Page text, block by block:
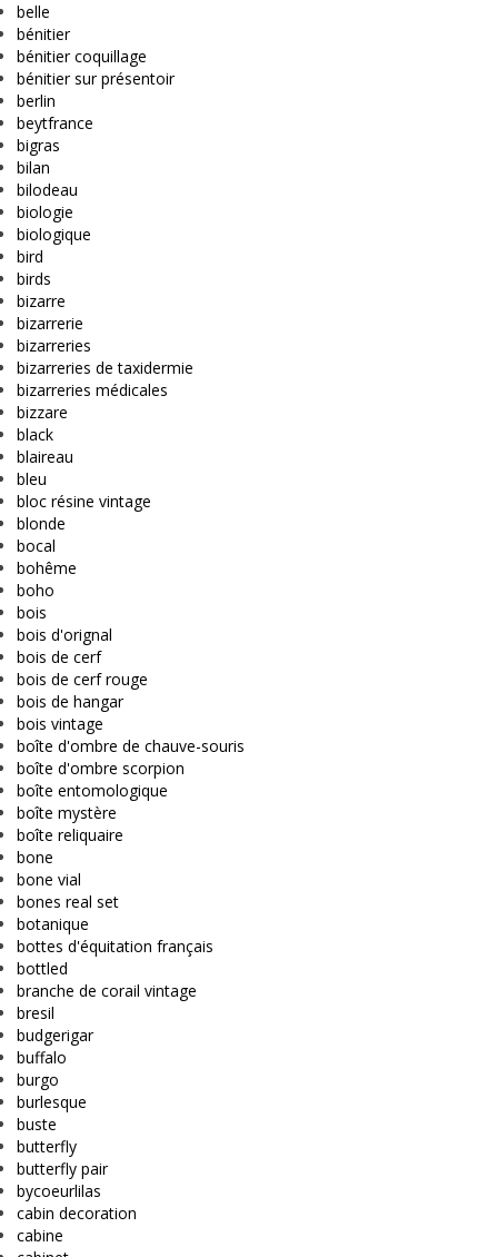
belle
bénitier
bénitier coquillage
bénitier sur présentoir
berlin
beytfrance
bigras
bilan
bilodeau
biologie
biologique
bird
birds
bizarre
bizarrerie
bizarreries
bizarreries de taxidermie
bizarreries médicales
bizzare
black
blaireau
bleu
bloc résine vintage
blonde
bocal
bohême
boho
bois
bois d'orignal
bois de cerf
bois de cerf rouge
bois de hangar
bois vintage
boîte d'ombre de chauve-souris
boîte d'ombre scorpion
boîte entomologique
boîte mystère
boîte reliquaire
bone
bone vial
bones real set
botanique
bottes d'équitation français
bottled
branche de corail vintage
bresil
budgerigar
buffalo
burgo
burlesque
buste
butterfly
butterfly pair
bycoeurlilas
cabin decoration
cabine